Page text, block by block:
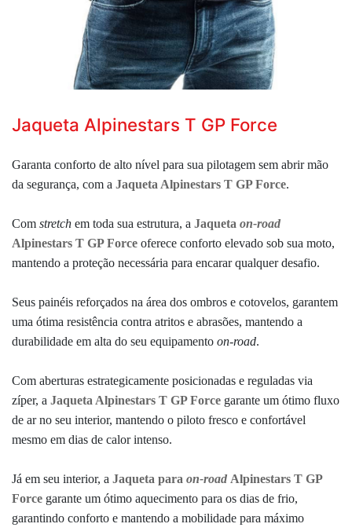
Jaqueta Alpinestars T GP Force
Garanta conforto de alto nível para sua pilotagem sem abrir mão
da segurança, com a Jaqueta Alpinestars T GP Force.
Com stretch em toda sua estrutura, a Jaqueta on-road
Alpinestars T GP Force oferece conforto elevado sob sua moto,
mantendo a proteção necessária para encarar qualquer desafio.
Seus painéis reforçados na área dos ombros e cotovelos, garantem
uma ótima resistência contra atritos e abrasões, mantendo a
durabilidade em alta do seu equipamento on-road.
Com aberturas estrategicamente posicionadas e reguladas via
zíper, a Jaqueta Alpinestars T GP Force garante um ótimo fluxo
de arno seu interior, mantendo o piloto fresco e confortável
mesmo em dias de calor intenso.
Já em seu interior, a Jaqueta para on-road Alpinestars T GP
Force garante um ótimo aquecimento para os dias de frio,
garantindo conforto e mantendo a mobilidade para máximo